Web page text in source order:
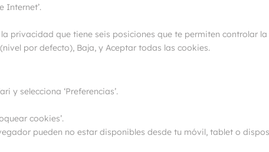
Internet’.
privacidad que tiene seis posiciones que te permiten controlar
por defecto), Baja, y Aceptar todas las cookies.
y selecciona ‘Preferencias’.
cookies’.
pueden no estar disponibles desde tu móvil, tablet o